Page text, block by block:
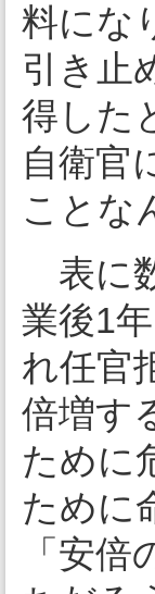
料にな
引き止
得した
自衛官
ことな
表に
業後1
れ任官
倍増す
ために
ために
「安